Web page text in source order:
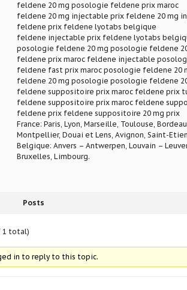
feldene 20 mg posologie feldene prix maroc
feldene 20 mg injectable prix feldene 20 mg
feldene prix feldene lyotabs belgique
feldene injectable prix feldene lyotabs
posologie feldene 20 mg posologie feldene
feldene prix maroc feldene injectable
feldene fast prix maroc posologie feldene 20
feldene 20 mg posologie posologie feldene
feldene suppositoire prix maroc feldene prix
feldene suppositoire prix maroc feldene
feldene prix feldene suppositoire 20 mg prix
France: Paris, Lyon, Marseille, Toulouse,
Montpellier, Douai et Lens, Avignon, Saint-
Belgique: Anvers – Antwerpen, Louvain –
Bruxelles, Limbourg.
Posts
1 total)
in to reply to this topic.